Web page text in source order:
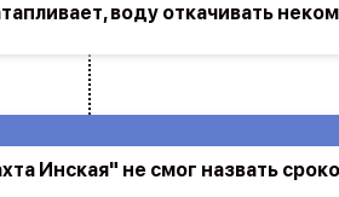
Инская" не смог назвать
воду откачивать